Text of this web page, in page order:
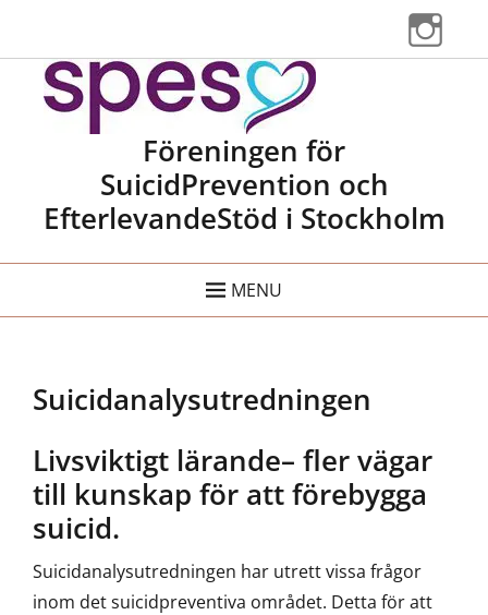
Spes Stockholm
Föreningen för
SuicidPrevention och
EfterlevandeStöd i Stockholm
MENU
Suicidanalysutredningen
Livsviktigt lärande– fler vägar
till kunskap för att förebygga
suicid.
Suicidanalysutredningen har utrett vissa frågor
inom det suicidpreventiva området. Detta för att